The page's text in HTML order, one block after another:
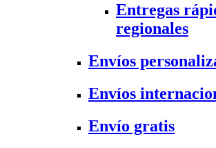
Entregas
regionales
Envíos
Envíos
Envío gratis